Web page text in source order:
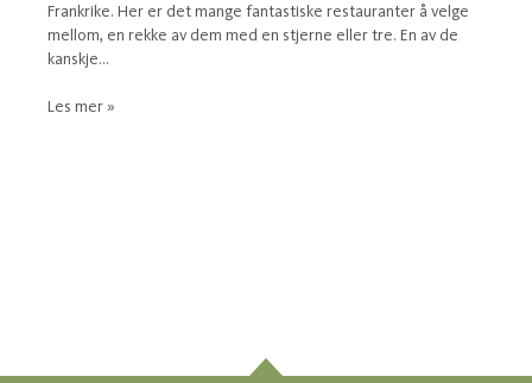
Frankrike. Her er det mange fantastiske restauranter å velge
mellom, en rekke av dem med en stjerne eller tre. En av de
kanskje...
Les mer »